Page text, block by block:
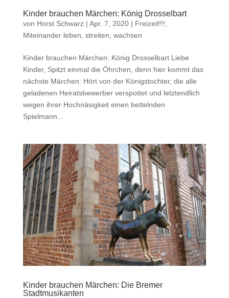
Kinder brauchen Märchen: König Drosselbart
von Horst Schwarz| Apr. 7, 2020| Freizeit!!!
Miteinander leben, streiten, wachsen
Kinder brauchen Märchen: König Drosselbart Liebe
Kinder, Spitzt einmal die Öhrchen, denn hier kommt das
nächste Märchen: Hört von der Königstochter, die alle
geladenen Heiratsbewerber verspottet und letztendlich
wegen ihrer Hochnäsigkeit einen bettelnden
Spielmann...
Kinder brauchen Märchen: Die Bremer
Stadtmusikanten